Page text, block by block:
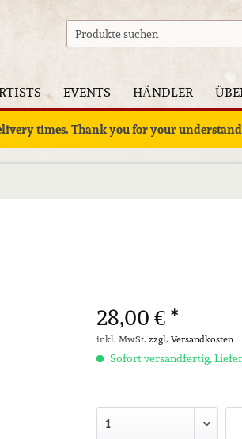
EVENTS HÄNDLER
times. Thank you for your
28,00 € *
inkl. MwSt.zzgl. Versandkosten
Sofort versandfertig,